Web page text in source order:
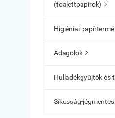
(toalettpapírok) 
Higiéniai
Adagolók 
Hulladékgyűjtők és
Síkosság-